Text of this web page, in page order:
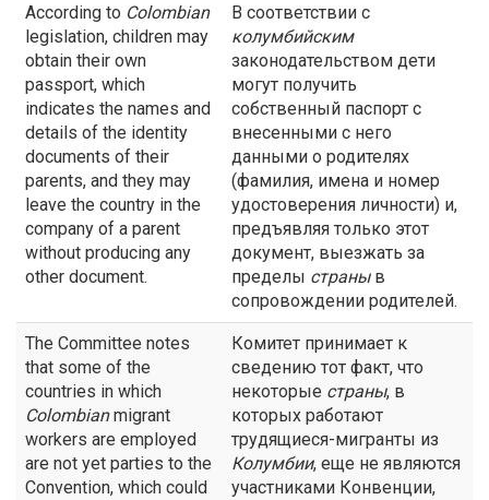
According to Colombian
legislation, children may
obtain their own
passport, which
indicates the names and
details of the identity
documents of their
parents, and they may
leave the country in the
company of a parent
without producing any
other document.
В соответствии с
колумбийским
законодательством дети
могут получить
собственный паспорт с
внесенными с него
данными о родителях
(фамилия, имена и номер
удостоверения личности) и,
предъявляя только этот
документ, выезжать за
пределы страныв
сопровождении родителей.
The Committee notes
that some of the
countries in which
Colombianmigrant
workers are employed
are not yet parties to the
Convention, which could
Комитет принимает к
сведению тот факт, что
некоторые страны, в
которых работают
трудящиеся-мигранты из
Колумбии, еще не являются
участниками Конвенции,